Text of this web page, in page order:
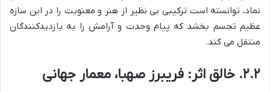
نماد، توانسته است ترکیبی بی نظیر از هنر و معنویت را در این سازه
عظیم تجسم بخشد که پیام وحدت و آرامش را به بازدیدکنندگان
منتقل می کند.
۲.۲. خالق اثر: فریبرز صهبا، معمار جهانی